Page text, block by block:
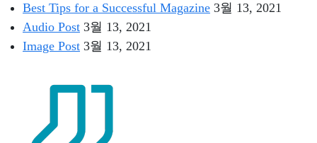
Best Tips for a Successful Magazine 3월 13, 2021
Audio Post 3월 13, 2021
Image Post 3월 13, 2021